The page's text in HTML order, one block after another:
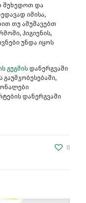
შეხედოთ და
იმისა,
თუ ამუშავებთ
ჰიგიენის,
უნდა იყოს
გეგმისდანერგვაში
გაუმჯობესებაში,
დანერგვაში
0